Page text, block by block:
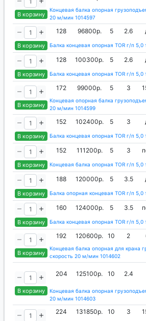
В корзину
Концевая балка опорная
20 м/мин 1014597
В корзину
128 96800р. 5 2.6
Балка концевая опорная TOR г/п 5,0
В корзину
128 100300р. 5 2.6
Балка концевая опорная TOR г/п 5,0
В корзину
172 99000р. 5 3
Концевая опорная балка
20 м/мин 1014599
В корзину
152 102400р. 5 3
Балка концевая опорная TOR г/п 5,0
В корзину
152 111200р. 5 3
Концевая балка опорная TOR г/п 5,0
В корзину
188 120000р. 5 3.5
Балка опорная концевая TOR г/п 5,0
В корзину
160 124000р. 5 3.5
Балка концевая опорная TOR г/п 5,0
В корзину
192 120600р. 10 2
Концевая балка опорная для крана
скорость 20 м/мин 1014602
В корзину
204 125100р. 10 2.4
Концевая балка опорная
20 м/мин 1014603
224 131850р. 10 3